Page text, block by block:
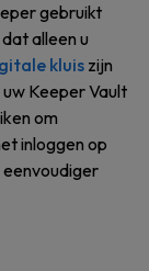
gebruikt
alleen u
kluis zijn
Keeper Vault
om
inloggen op
eenvoudiger